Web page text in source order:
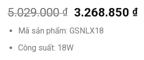
5.029.000₫ 3.268.850₫
Mã sản phẩm: GSNLX18
Công suất: 18W